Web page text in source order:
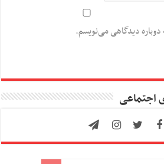
دوباره دیدگاهی می‌نویسم.
اجتماعی